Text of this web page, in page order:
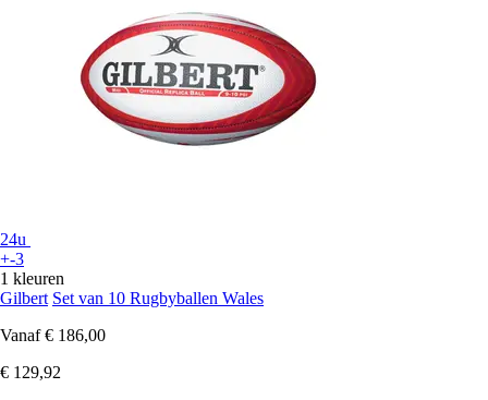
24u
+-3
1 kleuren
Gilbert Set van 10 Rugbyballen Wales
Vanaf € 186,00
€ 129,92